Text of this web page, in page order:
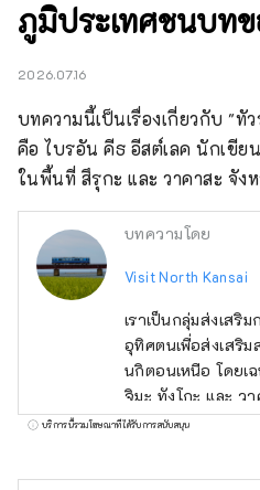
ภูมิประเทศชนบท
2026.07.16
บทความนี้เป็นเรื่องเกี่ยวกับ "ทั
คือ ไบรอัน คีธ อีสต์เลค นักเขีย
ในพื้นที่ สึรุกะ และ วาคาสะ จัง
บทความโดย
Visit North Kansai
เราเป็นกลุ่มส่งเสริ
อุทิศตนเพื่อส่งเสริ
นกิตอนเหนือ โดยเ
จิมะ ทังโกะ และ ว
เหนือของคินกิไม่ไ
บริการนี้รวมโฆษณาที่ได้รับการสนับสนุน